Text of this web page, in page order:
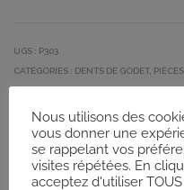
UGS : P303
CATÉGORIES : DENTS DE GODET,
MARQUE :
ARDEN
PREVIOUS PRODUCT
Nous utilisons des
vous donner une
se rappelant vos
visites répétées. En
acceptez d'utiliser